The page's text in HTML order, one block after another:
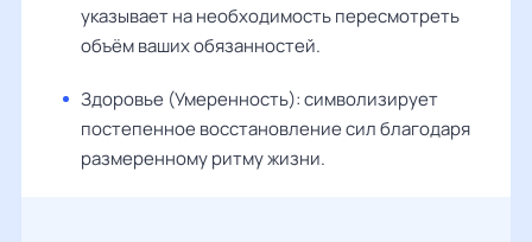
указывает на необходимость пересмотреть
объём ваших обязанностей.
Здоровье (Умеренность): символизирует
постепенное восстановление сил благодаря
размеренному ритму жизни.